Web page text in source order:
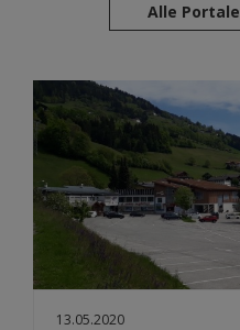
Alle Portale
13.05.2020